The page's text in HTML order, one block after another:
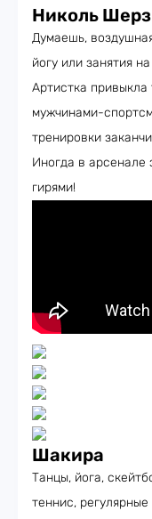
Николь
Думаешь,
йогу или занятия
Артистка привыкла
мужчинами-
тренировки
Иногда в арсенале
гирями!
Шакира
Танцы, йога,
теннис,